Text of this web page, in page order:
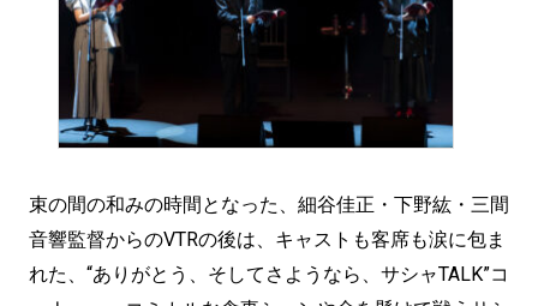
束の間の和みの時間となった、細谷佳正・下野紘・三間
音響監督からのVTRの後は、キャストも客席も涙に包ま
れた、“ありがとう、そしてさようなら、サシャTALK”コ